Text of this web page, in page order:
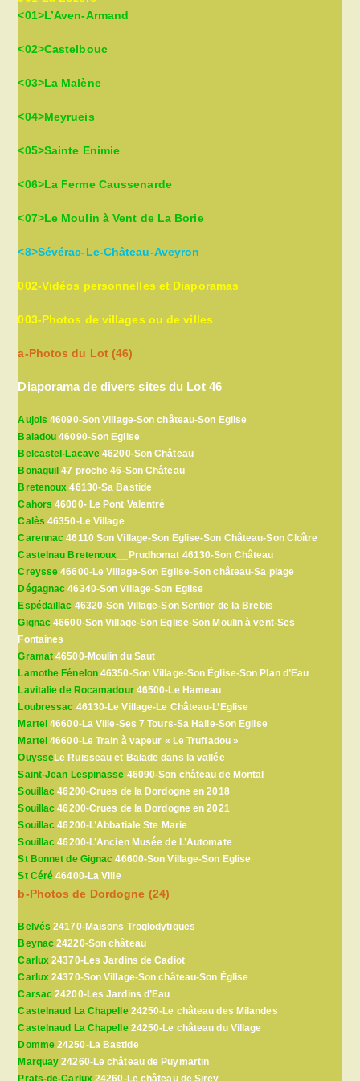
<01>L’Aven-Armand
<02>Castelbouc
<03>La Malène
<04>Meyrueis
<05>Sainte Enimie
<06>La Ferme Caussenarde
<07>Le Moulin à Vent de La Borie
<8>Sévérac-Le-Château-Aveyron
002-Vidéos personnelles et Diaporamas
003-Photos de villages ou de villes
a-Photos du Lot (46)
Diaporama de divers sites du Lot 46
Aujols 46090-Son Village-Son château-Son Eglise
Baladou 46090-Son Eglise
Belcastel-Lacave 46200-Son Château
Bonaguil 47 proche 46-Son Château
Bretenoux 46130-Sa Bastide
Cahors 46000- Le Pont Valentré
Calès 46350-Le Village
Carennac 46110 Son Village-Son Eglise-Son Château-Son Cloître
Castelnau Bretenoux __Prudhomat 46130-Son Château
Creysse 46600-Le Village-Son Eglise-Son château-Sa plage
Dégagnac 46340-Son Village-Son Eglise
Espédaillac 46320-Son Village-Son Sentier de la Brebis
Gignac 46600-Son Village-Son Eglise-Son Moulin à vent-Ses
Fontaines
Gramat 46500-Moulin du Saut
Lamothe Fénelon46350-Son Village-Son Église-Son Plan d’Eau
Lavitalie de Rocamadour46500-Le Hameau
Loubressac 46130-Le Village-Le Château-L’Eglise
Martel 46600-La Ville-Ses 7 Tours-Sa Halle-Son Eglise
Martel 46600-Le Train à vapeur « Le Truffadou »
OuysseLe Ruisseau et Balade dans la vallée
Saint-Jean Lespinasse 46090-Son château de Montal
Souillac 46200-Crues de la Dordogne en 2018
Souillac 46200-Crues de la Dordogne en 2021
Souillac 46200-L’Abbatiale Ste Marie
Souillac 46200-L’Ancien Musée de L’Automate
St Bonnet de Gignac 46600-Son Village-Son Eglise
St Céré 46400-La Ville
b-Photos de Dordogne (24)
Belvés 24170-Maisons Troglodytiques
Beynac 24220-Son château
Carlux 24370-Les Jardins de Cadiot
Carlux 24370-Son Village-Son château-Son Église
Carsac 24200-Les Jardins d’Eau
Castelnaud La Chapelle24250-Le château des Milandes
Castelnaud La Chapelle24250-Le château du Village
Domme24250-La Bastide
Marquay 24260-Le château de Puymartin
Prats-de-Carlux24260-Le château de Sirey